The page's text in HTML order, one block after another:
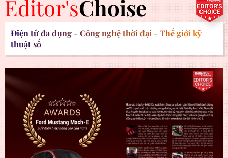
Editor'sChoise
Điện tử đa dụng - Công nghệ thời đại - Thế giới kỹ
thuật số